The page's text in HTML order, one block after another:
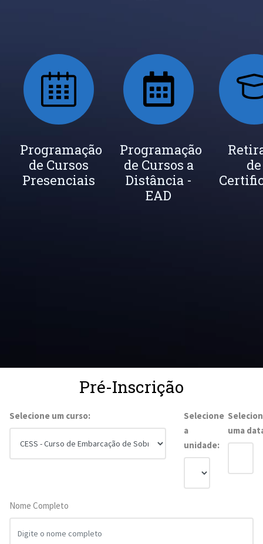
Seja um
Instrutor
Inscrição
Newsletter
Programação
de Cursos
Presenciais
Programação
de Cursos a
Distância -
EAD
de
Pré-Inscrição
Selecione um curso:
Selecione
a
unidade:
uma
Nome Completo